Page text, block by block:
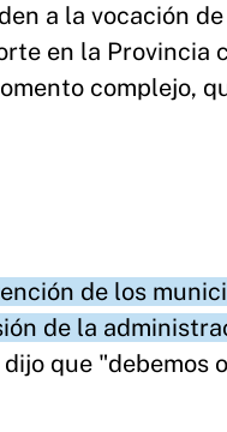
a la vocación
en la Provincia
complejo,
de los
de la
que "debemos